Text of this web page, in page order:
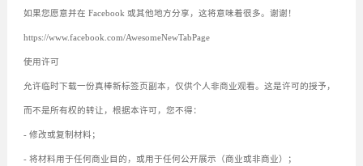
如果您愿意并在 Facebook 或其他地方分享，这将意味着很多。谢谢！
https://www.facebook.com/AwesomeNewTabPage
使用许可
允许临时下载一份真棒新标签页副本，仅供个人非商业观看。这是许可的授予，
而不是所有权的转让，根据本许可，您不得：
- 修改或复制材料；
- 将材料用于任何商业目的，或用于任何公开展示（商业或非商业）；